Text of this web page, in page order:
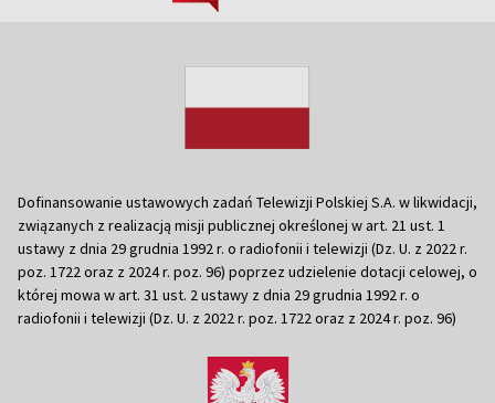
Dofinansowanie ustawowych zadań Telewizji Polskiej S.A. w likwidacji,
związanych z realizacją misji publicznej określonej w art. 21 ust. 1
ustawy z dnia 29 grudnia 1992 r. o radiofonii i telewizji (Dz. U. z 2022 r.
poz. 1722 oraz z 2024 r. poz. 96) poprzez udzielenie dotacji celowej, o
której mowa w art. 31 ust. 2 ustawy z dnia 29 grudnia 1992 r. o
radiofonii i telewizji (Dz. U. z 2022 r. poz. 1722 oraz z 2024 r. poz. 96)